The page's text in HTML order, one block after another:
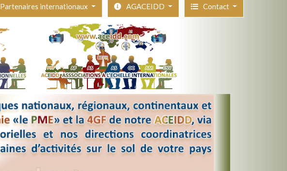
Partenaires internationaux AGACEIDD Contact